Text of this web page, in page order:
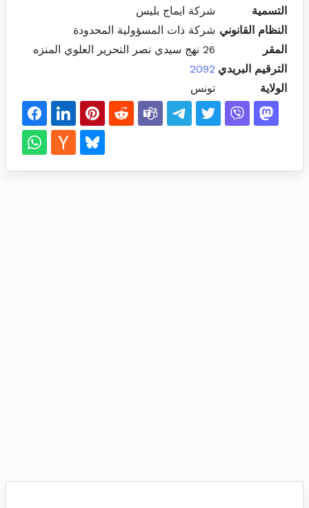
التسمية
شركة ايماج بليس
النظام القانوني شركة ذات المسؤولية المحدودة
المقر
26 نهج سيدي نصر التحرير العلوي المنزه
الترقيم البريدي 2092
الولاية
تونس